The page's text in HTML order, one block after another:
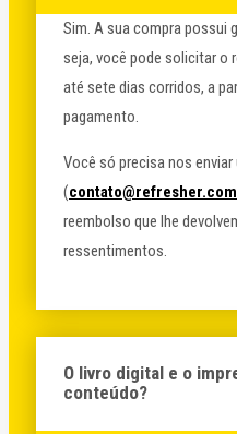
Sim. A sua compra possui
seja, você pode solicitar o
até sete dias corridos, a
pagamento.
Você só precisa nos enviar
(
reembolso que lhe
ressentimentos.
O livro digital e o
conteúdo?